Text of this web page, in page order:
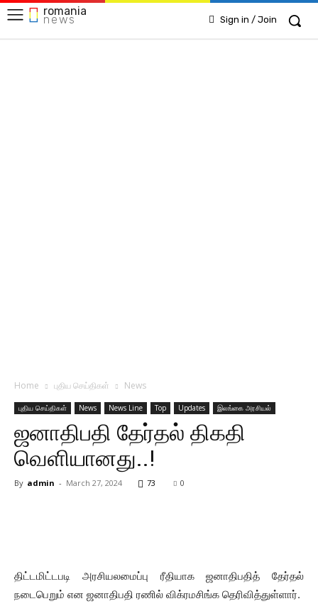
romania
news Sign in / Join
Home புதிய செய்திகள் News
புதிய செய்திகள் News News Line Top Updates இலங்கை அரசியல்
ஜனாதிபதி தேர்தல் திகதி
வெளியானது..!
By admin - March 27, 2024 73 0
திட்டமிட்டபடி அரசியலமைப்பு ரீதியாக ஜனாதிபதித் தேர்தல்
நடைபெறும் என ஜனாதிபதி ரணில் விக்ரமசிங்க தெரிவித்துள்ளார்.